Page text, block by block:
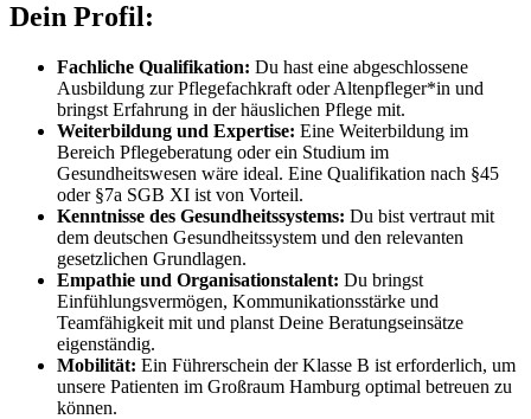
Dein Profil:
Fachliche Qualifikation: Du hast eine abgeschlossene
Ausbildung zur Pflegefachkraft oder Altenpfleger*in und
bringst Erfahrung in der häuslichen Pflege mit.
Weiterbildung und Expertise: Eine Weiterbildung im
Bereich Pflegeberatung oder ein Studium im
Gesundheitswesen wäre ideal. Eine Qualifikation nach §45
oder §7a SGB XI ist von Vorteil.
Kenntnisse des Gesundheitssystems: Du bist vertraut mit
dem deutschen Gesundheitssystem und den relevanten
gesetzlichen Grundlagen.
Empathie und Organisationstalent: Du bringst
Einfühlungsvermögen, Kommunikationsstärke und
Teamfähigkeit mit und planst Deine Beratungseinsätze
eigenständig.
Mobilität: Ein Führerschein der Klasse B ist erforderlich, um
unsere Patienten im Großraum Hamburg optimal betreuen zu
können.